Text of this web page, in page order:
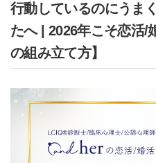
行動しているのにうま
たへ | 2026年こそ恋活/
の組み立て方】